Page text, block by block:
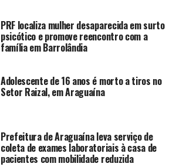
PRF localiza mulher desaparecida em surto
psicótico e promove reencontro com a
família em Barrolândia
Adolescente de 16 anos é morto a tiros no
Setor Raizal, em Araguaína
Prefeitura de Araguaína leva serviço de
coleta de exames laboratoriais à casa de
pacientes com mobilidade reduzida